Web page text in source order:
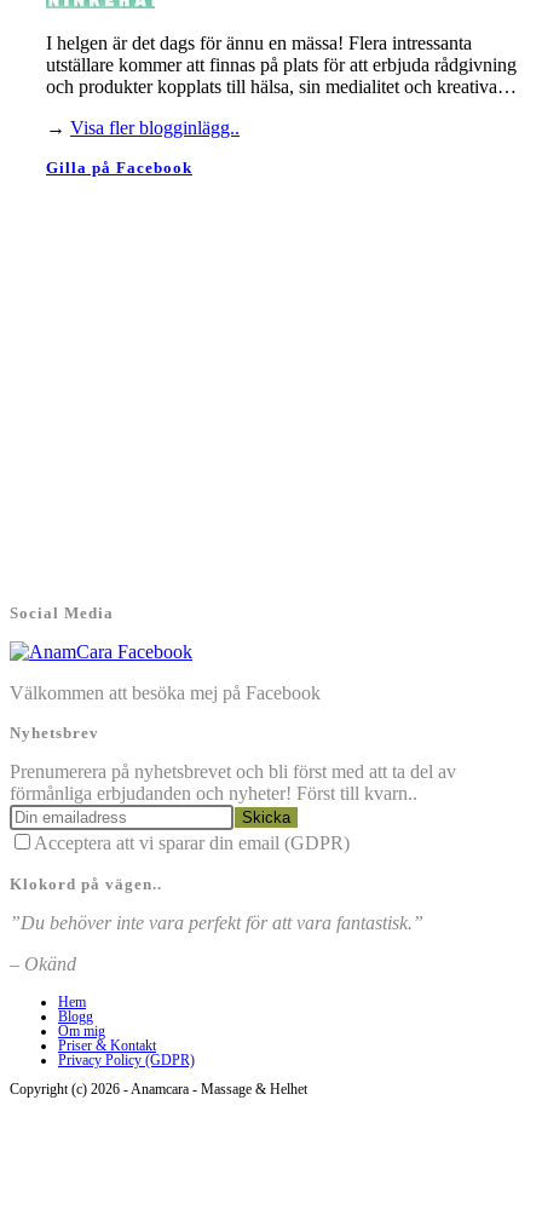
I helgen är det dags för ännu en mässa! Flera intressanta
utställare kommer att finnas på plats för att erbjuda rådgivning
och produkter kopplats till hälsa, sin medialitet och kreativa…
→ Visa fler blogginlägg..
Gilla på Facebook
Social Media
Välkommen att besöka mej på Facebook
Nyhetsbrev
Prenumerera på nyhetsbrevet och bli först med att ta del av
förmånliga erbjudanden och nyheter! Först till kvarn..
Skicka
Acceptera att vi sparar din email (GDPR)
Klokord på vägen..
”Du behöver inte vara perfekt för att vara fantastisk.”
– Okänd
Hem
Blogg
Om mig
Priser & Kontakt
Privacy Policy (GDPR)
Copyright (c) 2026 - Anamcara - Massage & Helhet